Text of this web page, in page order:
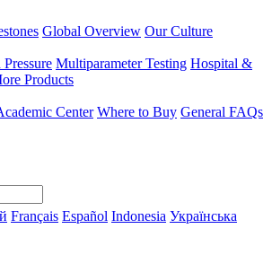
Global Overview Our Culture
Multiparameter Testing Hospital &
Products
Center Where to Buy General FAQs
Français Español Indonesia Українська